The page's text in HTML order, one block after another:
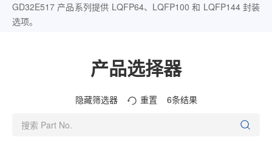
GD32E517 产品系列提供 LQFP64、LQFP100 和 LQFP144 封装
选项。
产品选择器
隐藏筛选器 重置 6条结果